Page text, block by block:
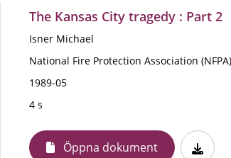
The Kansas City tragedy : Part 2
Isner Michael
National Fire Protection Association (NFPA)
1989-05
4 s
Öppna dokument